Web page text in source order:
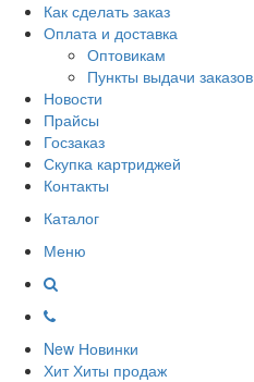
Как сделать заказ
Оплата и доставка
Оптовикам
Пункты выдачи заказов
Новости
Прайсы
Госзаказ
Скупка картриджей
Контакты
Каталог
Меню
New Новинки
Хит Хиты продаж